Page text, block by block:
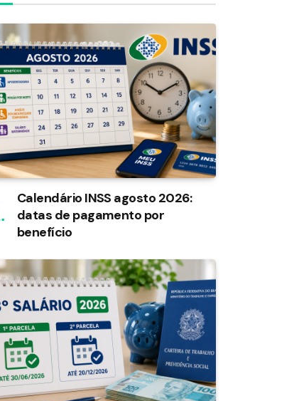
Calendário INSS agosto 2026:
datas de pagamento por
benefício